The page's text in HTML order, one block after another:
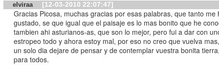
elviraa [12-03-2010 22:07:47]
Gracias Picosa, muchas gracias por esas palabras, que tanto me
gustado, se que igual que el paisaje es lo mas bonito que he
tambien ahi asturianos-as, que son lo mejor, pero fui a dar con
estropeo todo y ahora estoy mal, por eso no creo que vuelva
un solo dia dejare de pensar y de contemplar vuestra bonita
para todos.